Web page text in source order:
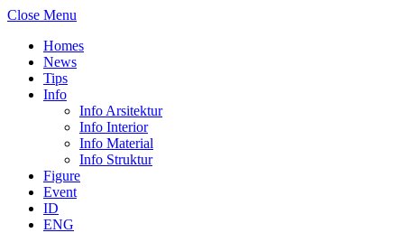
Close Menu
Homes
News
Tips
Info
Info Arsitektur
Info Interior
Info Material
Info Struktur
Figure
Event
ID
ENG